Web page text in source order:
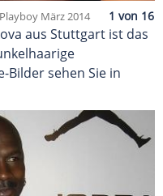
März 2014
aus Stuttgart ist das
Bilder sehen Sie in